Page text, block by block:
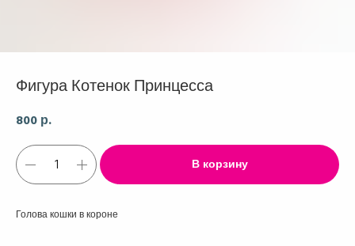
Фигура Котенок Принцесса
800 р.
В корзину
Голова кошки в короне